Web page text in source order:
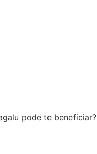
pode te beneficiar?